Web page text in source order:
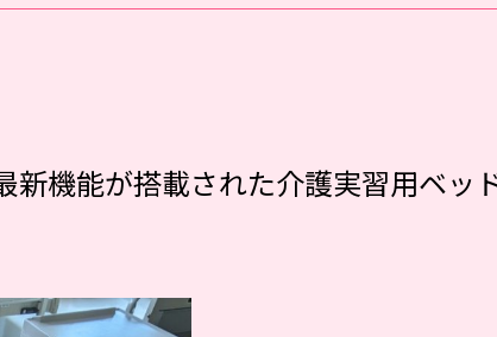
機能が搭載された介護実習用ベッ